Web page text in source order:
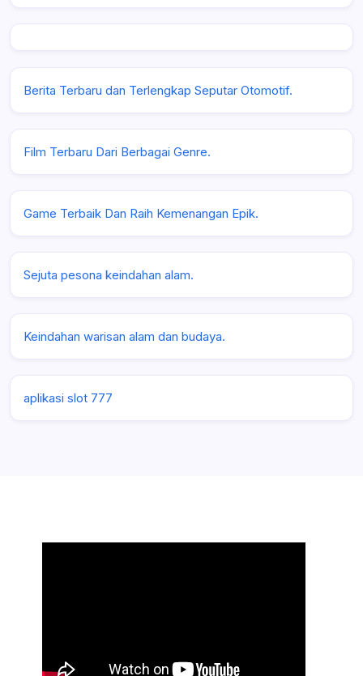
Berita Terbaru dan Terlengkap Seputar Otomotif.
Film Terbaru Dari Berbagai Genre.
Game Terbaik Dan Raih Kemenangan Epik.
Sejuta pesona keindahan alam.
Keindahan warisan alam dan budaya.
aplikasi slot 777